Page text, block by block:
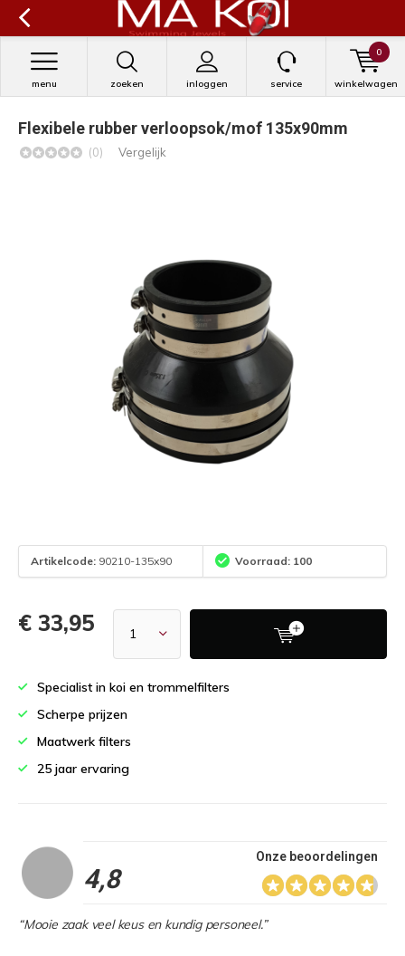
zoeken inloggen
menu service winkelwagen
0
Flexibele rubber verloopsok/mof 135x90mm
(0) Vergelijk
Artikelcode: 90210-135x90 Voorraad: 100
€ 33,95
Specialist in koi en trommelfilters
Scherpe prijzen
Maatwerk filters
25 jaar ervaring
4,8
Onze beoordelingen
“Mooie zaak veel keus en kundig personeel.”